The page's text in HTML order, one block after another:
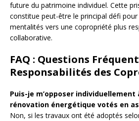
future du patrimoine individuel. Cette
constitue peut-être le principal défi
mentalités vers une copropriété plus
collaborative.
FAQ : Questions
Responsabilités des
Puis-je m’opposer individuellement
rénovation énergétique votés en
Non, si les travaux ont été adoptés